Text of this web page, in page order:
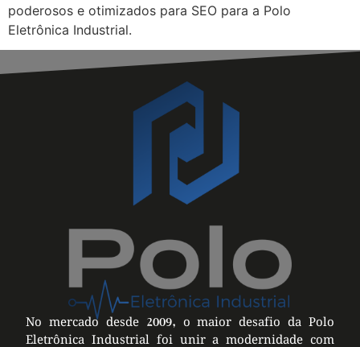
poderosos e otimizados para SEO para a Polo
Eletrônica Industrial.
No mercado desde 2009, o maior desafio da Polo
Eletrônica Industrial foi unir a modernidade com